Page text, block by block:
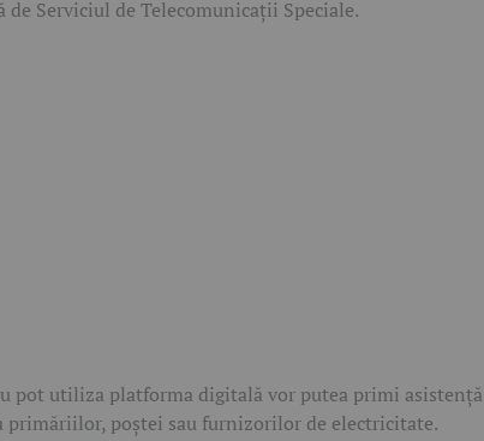
de Serviciul de Telecomunicații Speciale.
pot utiliza platforma digitală vor putea primi asistență
primăriilor, poștei sau furnizorilor de electricitate.